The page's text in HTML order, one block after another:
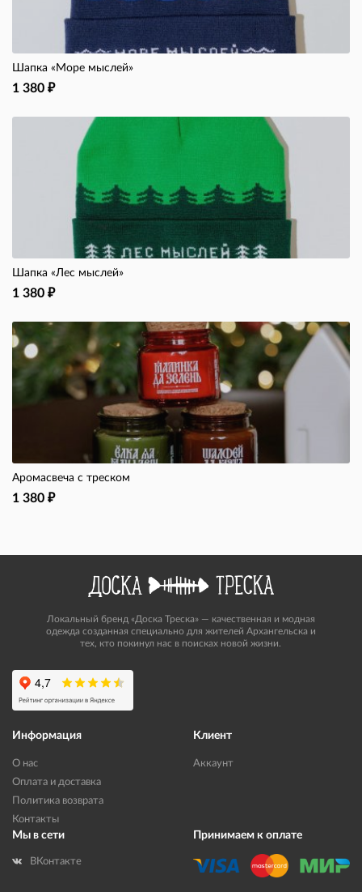
Шапка «Море мыслей»
1 380 ₽
Шапка «Лес мыслей»
1 380 ₽
Аромасвеча с треском
1 380 ₽
Локальный бренд «Доска Треска» — качественная и модная
одежда созданная специально для жителей Архангельска и
тех, кто покинул нас в поисках новой жизни.
Информация
О нас
Оплата и доставка
Политика возврата
Контакты
Клиент
Аккаунт
Мы в сети
ВКонтакте
Принимаем к оплате